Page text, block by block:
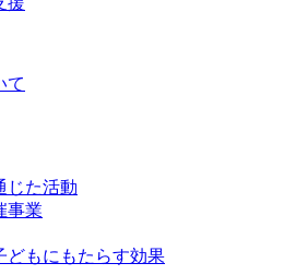
て
じた活動
事業
どもにもたらす効果